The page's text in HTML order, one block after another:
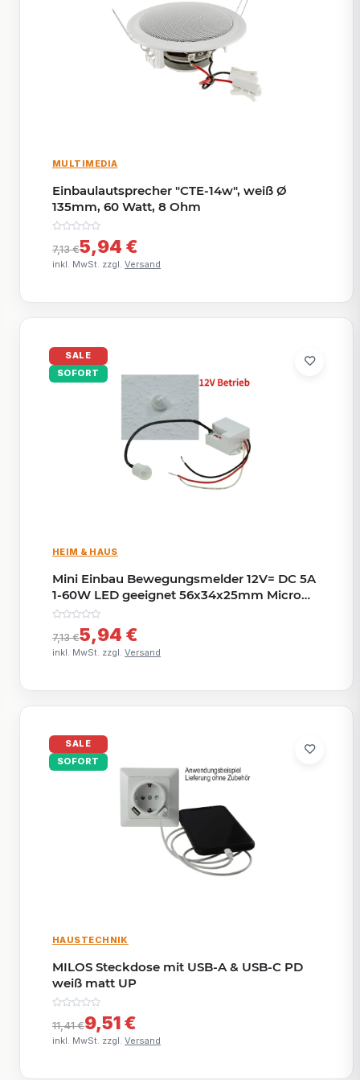
MULTIMEDIA
Einbaulautsprecher "CTE-14w", weiß Ø
135mm, 60 Watt, 8 Ohm
7,13 €5,94 €
inkl. MwSt. zzgl. Versand
SALE
SOFORT
HEIM & HAUS
Mini Einbau Bewegungsmelder 12V= DC 5A
1-60W LED geeignet 56x34x25mm Micro
Einbau Sensor Weiß
7,13 €5,94 €
inkl. MwSt. zzgl. Versand
SALE
SOFORT
HAUSTECHNIK
MILOS Steckdose mit USB-A & USB-C PD
weiß matt UP
11,41 €9,51 €
inkl. MwSt. zzgl. Versand